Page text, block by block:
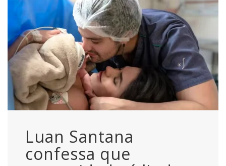
Luan Santana
confessa que